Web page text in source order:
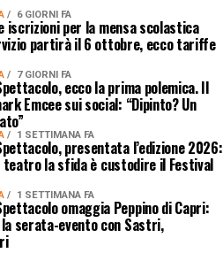
6 GIORNI FA
iscrizioni per la mensa scolastica
partirà il 6 ottobre, ecco tariffe
7 GIORNI FA
ecco la prima polemica. Il
Emcee sui social: “Dipinto? Un
1 SETTIMANA FA
presentata l’edizione 2026:
la sfida è custodire il Festival
1 SETTIMANA FA
omaggia Peppino di Capri:
serata-evento con Sastri,